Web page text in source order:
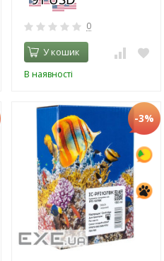
0
У кошик
В наявності
-3%